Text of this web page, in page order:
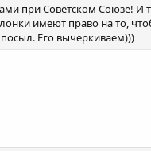
при Советском Союзе! И
имеют право на то,
Его вычеркиваем)))